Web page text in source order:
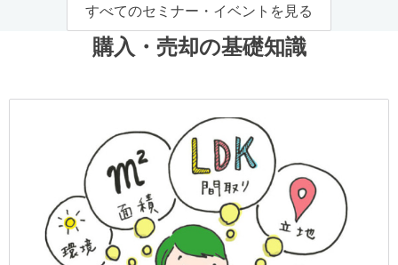
すべてのセミナー・イベントを見る
購入・売却の基礎知識